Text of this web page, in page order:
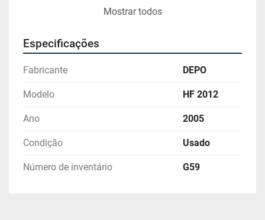
Descarte perfeito de cavacos, especialmente com
Operação ergonômica devido à acessibilidade da
máquina ao nível do solo.
Mostrar todos
Especificações
Fabricante DEPO
Modelo HF 2012
Ano 2005
Condição Usado
Número de inventário G59